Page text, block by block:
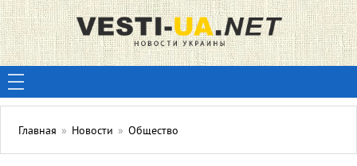
Главная » Новости » Общество